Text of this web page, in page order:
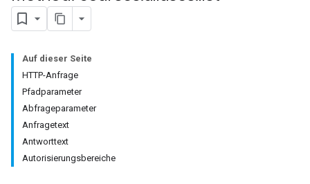
Auf dieser Seite
HTTP-Anfrage
Pfadparameter
Abfrageparameter
Anfragetext
Antworttext
Autorisierungsbereiche